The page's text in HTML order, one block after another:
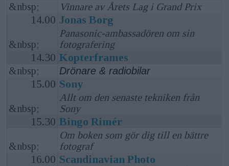
&nbsp; Vinnare av Årets Lag i Grand Prix
14.00 Jonas Borg
&nbsp;
Panasonic-ambassadören om sin
fotografering
14.30 Kopterframes
&nbsp; Drönare & radiobilar
15.00 Sony
&nbsp;
Allt om den senaste tekniken från
Sony
15.30 Bingo Rimér
&nbsp;
Om boken som gör dig till en bättre
fotograf
16.00 Scandinavian Photo